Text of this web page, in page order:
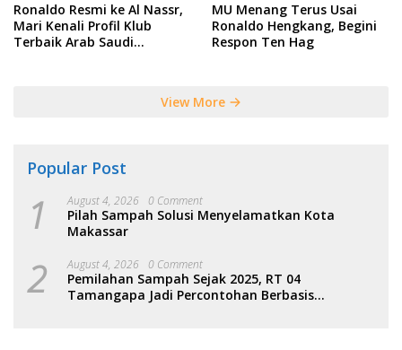
Ronaldo Resmi ke Al Nassr,
Mari Kenali Profil Klub
Terbaik Arab Saudi
MU Menang Terus Usai
Ronaldo Hengkang, Begini
Respon Ten Hag
View More
Popular Post
1 August 4, 2026 0 Comment
Pilah Sampah Solusi Menyelamatkan Kota
Makassar
2 August 4, 2026 0 Comment
Pemilahan Sampah Sejak 2025, RT 04
Tamangapa Jadi Percontohan Berbasis